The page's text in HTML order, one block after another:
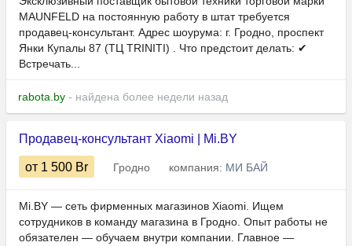
MAUNFELD на постоянную работу в штат требуется
продавец-консультант. Адрес шоурума: г. Гродно, проспект
Янки Купалы 87 (ТЦ TRINITI) .​​ Что предстоит делать: ✔
Встречать...
rabota.by - найдена более недели назад
Продавец-консультант Xiaomi | Mi.BY
от 1 500 Br Гродно компания: МИ БАЙ
Mi.BY — сеть фирменных магазинов Xiaomi. Ищем
сотрудников в команду магазина в Гродно. Опыт работы не
обязателен — обучаем внутри компании. Главное —